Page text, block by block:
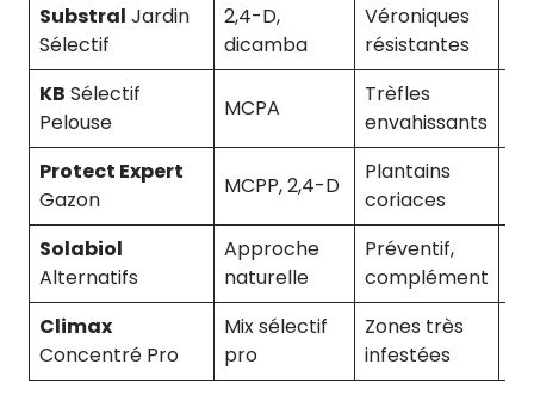
Substral Jardin
Sélectif
2,4-D,
dicamba
Véroniques
résistantes
KB Sélectif
Pelouse
MCPA
Trèfles
envahissants
Protect Expert
Gazon
MCPP, 2,4-D
Plantains
coriaces
Solabiol
Alternatifs
Approche
naturelle
Préventif,
complément
Climax
Concentré Pro
Mix sélectif
pro
Zones très
infestées